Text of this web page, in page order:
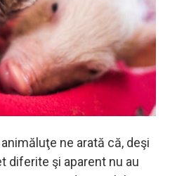
ne arată că, deşi
diferite şi aparent nu au